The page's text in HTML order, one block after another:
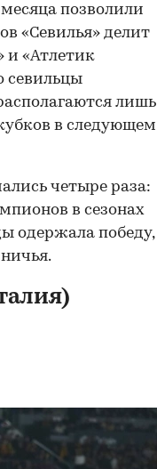
позволили
«Севилья» делит
и «Атлетик
севильцы
лишь
в следующем
четыре раза:
в сезонах
одержала победу,